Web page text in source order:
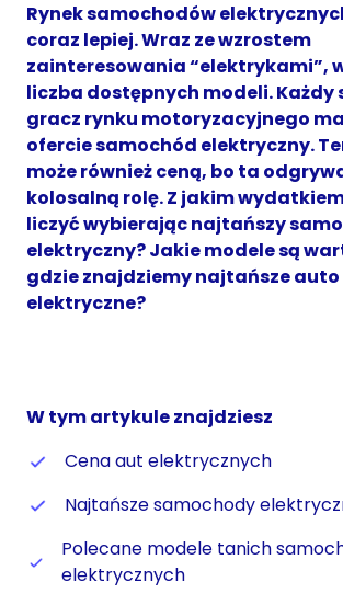
Rynek samochodów
coraz lepiej. Wraz ze wzrostem
zainteresowania “elektrykami”,
liczba dostępnych modeli. Każdy
gracz rynku motoryzacyjnego
ofercie samochód elektryczny.
może również ceną, bo ta
kolosalną rolę. Z jakim
liczyć wybierając najtańszy
elektryczny? Jakie modele są
gdzie znajdziemy najtańsze auto
elektryczne?
W tym artykule znajdziesz
Cena aut elektrycznych
Najtańsze samochody
Polecane modele tanich
elektrycznych